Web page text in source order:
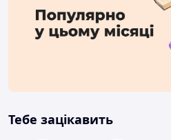
Тебе зацікавить